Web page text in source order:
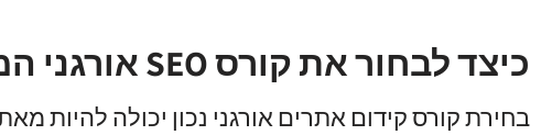
כיצד לבחור את קורס SEO אורגני המתאים?
בחירת קורס קידום אתרים אורגני נכון יכולה להיות